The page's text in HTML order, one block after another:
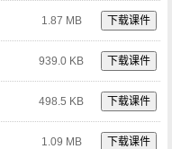
1.87 MB 下载课件
939.0 KB 下载课件
498.5 KB 下载课件
1.09 MB 下载课件